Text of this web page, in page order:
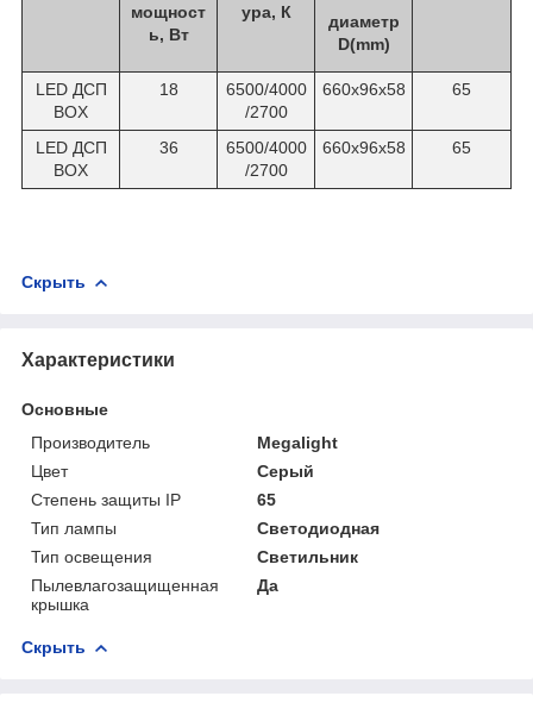
мощност
ь, Вт
ура, К
диаметр
D(mm)
LED ДСП
BOX
18
6500/4000
/2700
660x96x58 65
LED ДСП
BOX
36
6500/4000
/2700
660x96x58 65
Скрыть
Характеристики
Основные
Производитель
Megalight
Цвет
Серый
Степень защиты IP
65
Тип лампы
Светодиодная
Тип освещения
Светильник
Пылевлагозащищенная
крышка
Да
Скрыть